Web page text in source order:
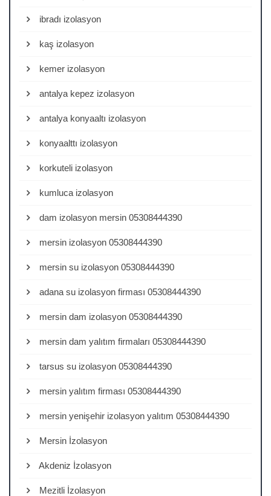
ibradı izolasyon
kaş izolasyon
kemer izolasyon
antalya kepez izolasyon
antalya konyaaltı izolasyon
konyaalttı izolasyon
korkuteli izolasyon
kumluca izolasyon
dam izolasyon mersin 05308444390
mersin izolasyon 05308444390
mersin su izolasyon 05308444390
adana su izolasyon firması 05308444390
mersin dam izolasyon 05308444390
mersin dam yalıtım firmaları 05308444390
tarsus su izolasyon 05308444390
mersin yalıtım firması 05308444390
mersin yenişehir izolasyon yalıtım 05308444390
Mersin İzolasyon
Akdeniz İzolasyon
Mezitli İzolasyon